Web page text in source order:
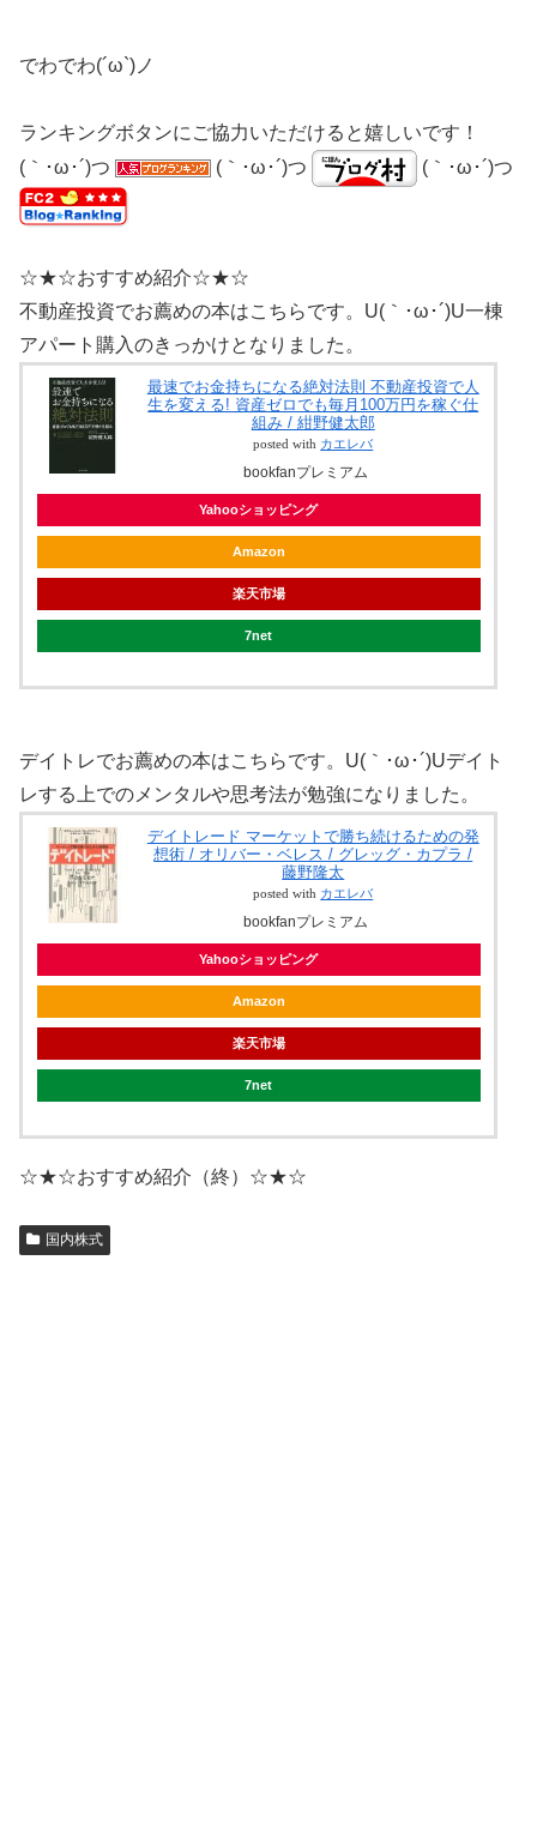
でわでわ(´ω`)ノ
ランキングボタンにご協力いただけると嬉しいです！
(｀･ω･´)つ
(｀･ω･´)つ (｀･ω･´)つ
☆★☆おすすめ紹介☆★☆
不動産投資でお薦めの本はこちらです。U(｀･ω･´)U一棟
アパート購入のきっかけとなりました。
最速でお金持ちになる絶対法則 不動産投資で人
生を変える! 資産ゼロでも毎月100万円を稼ぐ仕
組み / 紺野健太郎
posted with カエレバ
bookfanプレミアム
Yahooショッピング
Amazon
楽天市場
7net
デイトレでお薦めの本はこちらです。U(｀･ω･´)Uデイト
レする上でのメンタルや思考法が勉強になりました。
デイトレード マーケットで勝ち続けるための発
想術 / オリバー・ベレス / グレッグ・カプラ /
藤野隆太
posted with カエレバ
bookfanプレミアム
Yahooショッピング
Amazon
楽天市場
7net
☆★☆おすすめ紹介（終）☆★☆
国内株式